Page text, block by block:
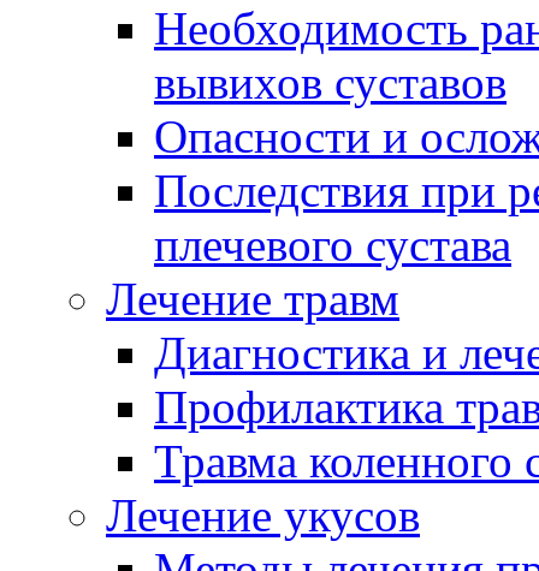
Необходимость
вывихов суставов
Опасности и
Последствия при
плечевого сустава
Лечение травм
Диагностика и
Профилактика
Травма коленного
Лечение укусов